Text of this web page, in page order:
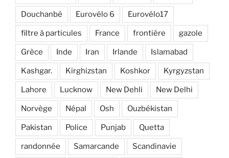
Douchanbé Eurovélo 6 Eurovélo17
filtre à particules France frontière gazole
Grèce Inde Iran Irlande Islamabad
Kashgar. Kirghizstan Koshkor Kyrgyzstan
Lahore Lucknow New Dehli New Delhi
Norvège Népal Osh Ouzbékistan
Pakistan Police Punjab Quetta
randonnée Samarcande Scandinavie